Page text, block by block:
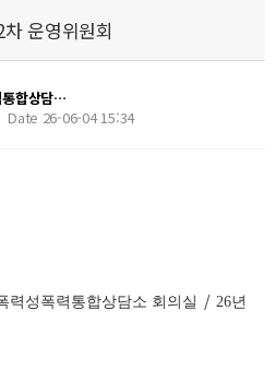
운영위원회
통합상담…
Date 26-06-04 15:34
력성폭력통합상담소 회의실 / 26년